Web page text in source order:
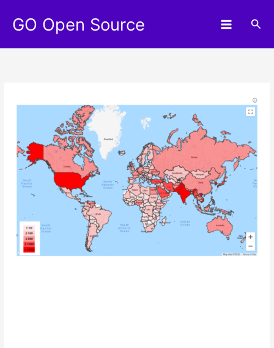
contenu
GO Open Source